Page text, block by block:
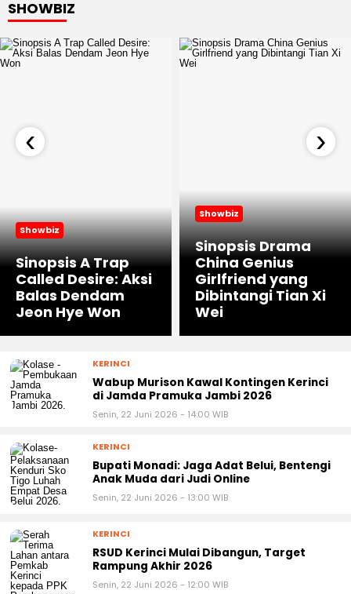
SHOWBIZ
Showbiz
Sinopsis A Trap
Called Desire: Aksi
Balas Dendam
Jeon Hye Won
Showbiz
Sinopsis Drama
China Genius
Girlfriend yang
Dibintangi Tian Xi
Wei
‹ ›
KERINCI
Wabup Murison Kawal Kontingen Kerinci
di Jamda Pramuka Jambi 2026
Senin, 22 Juni 2026 - 14:00 WIB
KERINCI
Bupati Monadi: Jaga Adat Belui, Bentengi
Anak Muda dari Judi Online
Senin, 22 Juni 2026 - 13:00 WIB
KERINCI
RSUD Kerinci Mulai Dibangun, Target
Rampung Akhir 2026
Senin, 22 Juni 2026 - 12:00 WIB